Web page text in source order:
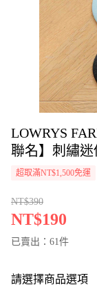
LOWRYS
聯名】刺繡迷
超取滿NT$1,500免運
NT$390
NT$190
已賣出：61件
請選擇商品選項